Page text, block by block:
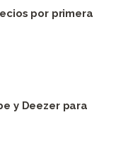
por primera
y Deezer para